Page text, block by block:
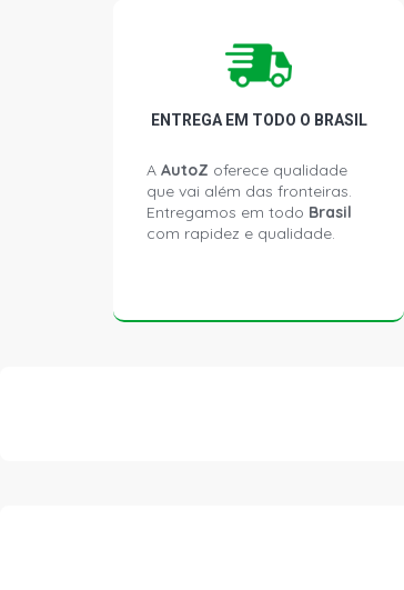
ENTREGA EM TODO O BRASIL
A AutoZ oferece qualidade
que vai além das fronteiras.
Entregamos em todo Brasil
com rapidez e qualidade.